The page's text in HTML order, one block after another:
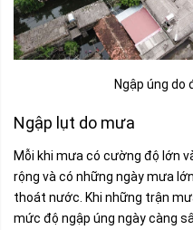
Ngập úng do
Ngập lụt do mưa
Mỗi khi mưa có cường độ lớn
rộng và có những ngày mưa
thoát nước. Khi những trận
mức độ ngập úng ngày càng